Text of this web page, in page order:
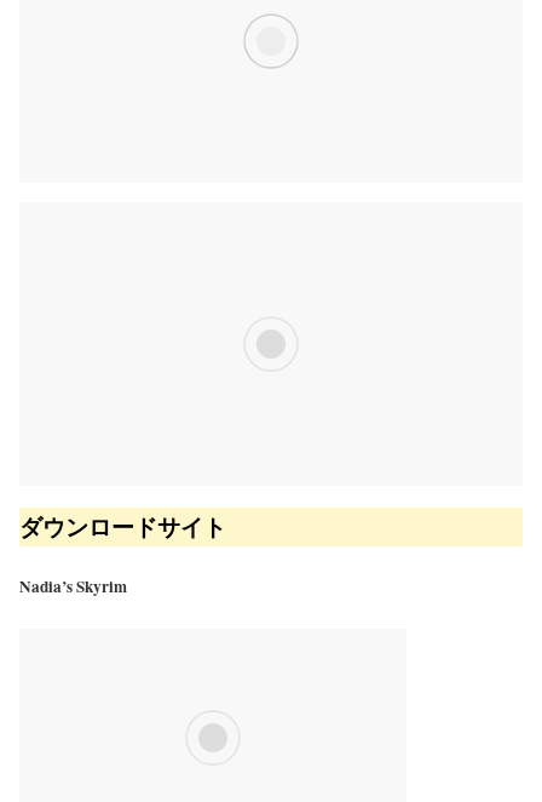
ダウンロードサイト
Nadia’s Skyrim